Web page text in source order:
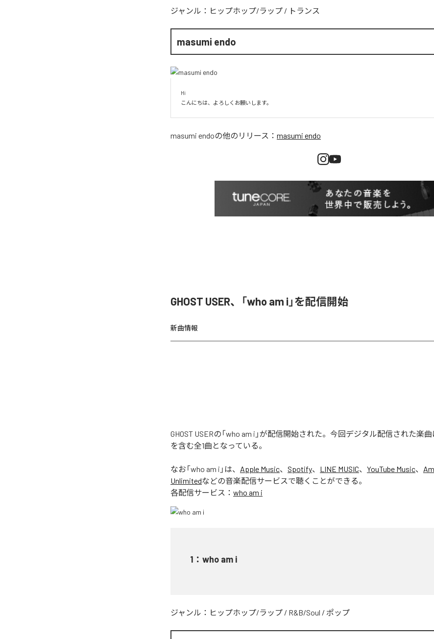
ジャンル： ヒップホップ/ラップ / トランス
masumi endo
Hi
こんにちは、よろしくお願いします。
masumi endoの他のリリース： masumi endo
GHOST USER、「who am i」を配信開始
新曲情報
GHOST USERの「who am i」が配信開始された。今回デジタル配信された楽曲
を含む全1曲となっている。
なお「who am i 」は、 Apple Music、 Spotify、 LINE MUSIC、 YouTube Music、
Unlimitedなどの音楽配信サービスで聴くことができる。
各配信サービス： who am i
1 ： who am i
ジャンル： ヒップホップ/ラップ / R&B/Soul / ポップ